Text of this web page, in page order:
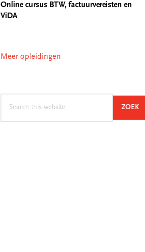
Online cursus BTW, factuurvereisten en
ViDA
Meer opleidingen
ZOEK